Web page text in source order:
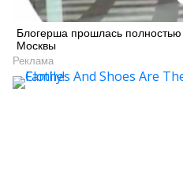
Блогерша прошлась
Москвы
Реклама